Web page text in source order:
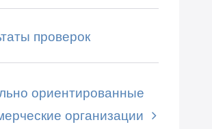
проверок
ориентированные
организации